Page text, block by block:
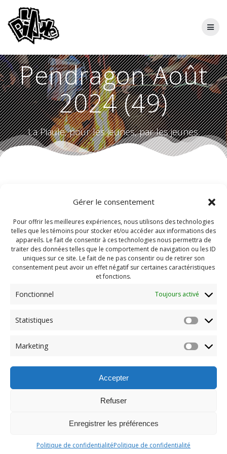
Gérer le consentement
Pour offrir les meilleures expériences, nous utilisons des technologies
telles que les témoins pour stocker et/ou accéder aux informations des
appareils. Le fait de consentir à ces technologies nous permettra de
traiter des données telles que le comportement de navigation ou les ID
uniques sur ce site. Le fait de ne pas consentir ou de retirer son
consentement peut avoir un effet négatif sur certaines caractéristiques
et fonctions.
Fonctionnel Toujours activé
Statistiques
Marketing
Accepter
Refuser
Enregistrer les préférences
Politique de confidentialitéPolitique de confidentialité
Pendragon Août
2024 (49)
La Piaule, pour les jeunes, par les jeunes.
Navigation
de
l'article
Previous:
post:
© 2026 Maison des Jeunes de Boucherville.